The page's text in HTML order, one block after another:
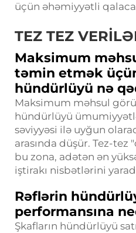
üçün əhəmiyyətli
TEZ TEZ
Maksimum
təmin etmək
hündürlüyü nə
Maksimum məhsul
hündürlüyü
səviyyəsi ilə uyğun
arasında düşür. Tez-tez
bu zona, adətən ən
iştirakı nisbətlərini
Rəflərin
performansına
Şkafların hündürlüyü